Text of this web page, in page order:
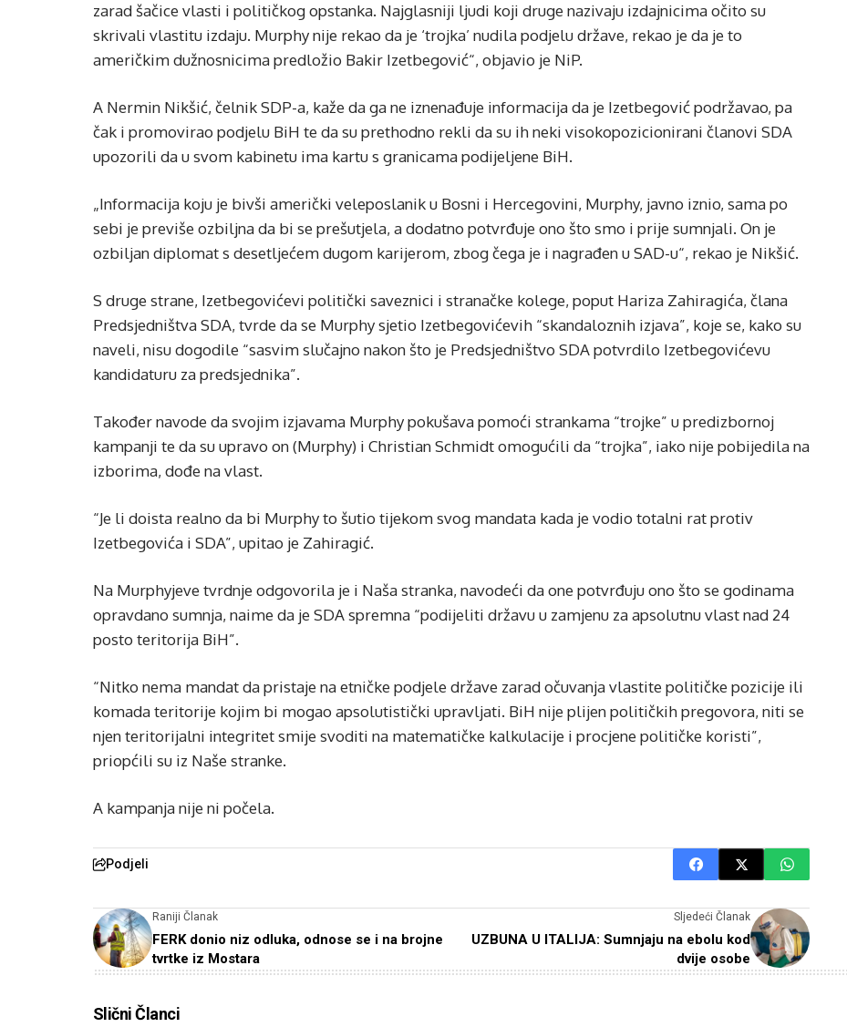
zarad šačice vlasti i političkog opstanka. Najglasniji ljudi koji druge nazivaju izdajnicima očito su
skrivali vlastitu izdaju. Murphy nije rekao da je ‘trojka’ nudila podjelu države, rekao je da je to
američkim dužnosnicima predložio Bakir Izetbegović“, objavio je NiP.
A Nermin Nikšić, čelnik SDP-a, kaže da ga ne iznenađuje informacija da je Izetbegović podržavao, pa
čak i promovirao podjelu BiH te da su prethodno rekli da su ih neki visokopozicionirani članovi SDA
upozorili da u svom kabinetu ima kartu s granicama podijeljene BiH.
„Informacija koju je bivši američki veleposlanik u Bosni i Hercegovini, Murphy, javno iznio, sama po
sebi je previše ozbiljna da bi se prešutjela, a dodatno potvrđuje ono što smo i prije sumnjali. On je
ozbiljan diplomat s desetljećem dugom karijerom, zbog čega je i nagrađen u SAD-u“, rekao je Nikšić.
S druge strane, Izetbegovićevi politički saveznici i stranačke kolege, poput Hariza Zahiragića, člana
Predsjedništva SDA, tvrde da se Murphy sjetio Izetbegovićevih “skandaloznih izjava”, koje se, kako su
naveli, nisu dogodile “sasvim slučajno nakon što je Predsjedništvo SDA potvrdilo Izetbegovićevu
kandidaturu za predsjednika”.
Također navode da svojim izjavama Murphy pokušava pomoći strankama “trojke” u predizbornoj
kampanji te da su upravo on (Murphy) i Christian Schmidt omogućili da “trojka”, iako nije pobijedila na
izborima, dođe na vlast.
“Je li doista realno da bi Murphy to šutio tijekom svog mandata kada je vodio totalni rat protiv
Izetbegovića i SDA”, upitao je Zahiragić.
Na Murphyjeve tvrdnje odgovorila je i Naša stranka, navodeći da one potvrđuju ono što se godinama
opravdano sumnja, naime da je SDA spremna “podijeliti državu u zamjenu za apsolutnu vlast nad 24
posto teritorija BiH”.
“Nitko nema mandat da pristaje na etničke podjele države zarad očuvanja vlastite političke pozicije ili
komada teritorije kojim bi mogao apsolutistički upravljati. BiH nije plijen političkih pregovora, niti se
njen teritorijalni integritet smije svoditi na matematičke kalkulacije i procjene političke koristi”,
priopćili su iz Naše stranke.
A kampanja nije ni počela.
Podjeli
Raniji Članak
FERK donio niz odluka, odnose se i na brojne
tvrtke iz Mostara
Sljedeći Članak
UZBUNA U ITALIJA: Sumnjaju na ebolu kod
dvije osobe
Slični Članci